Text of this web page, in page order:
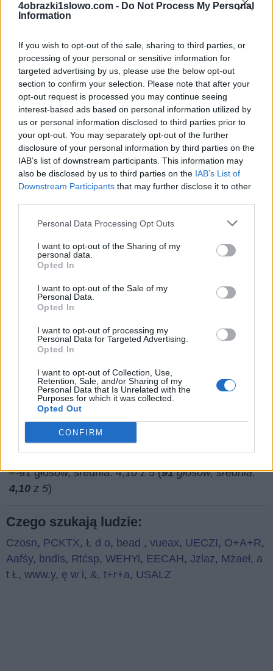
4obrazki1slowo.com - Do Not Process My Personal
Information
If you wish to opt-out of the sale, sharing to third parties, or
processing of your personal or sensitive information for
targeted advertising by us, please use the below opt-out
section to confirm your selection. Please note that after your
opt-out request is processed you may continue seeing
interest-based ads based on personal information utilized by
us or personal information disclosed to third parties prior to
your opt-out. You may separately opt-out of the further
disclosure of your personal information by third parties on the
IAB’s list of downstream participants. This information may
also be disclosed by us to third parties on the IAB’s List of
Downstream Participants that may further disclose it to other
Personal Data Processing Opt Outs
I want to opt-out of the Sharing of my
personal data.
Opted In
I want to opt-out of the Sale of my
Personal Data.
Opted In
I want to opt-out of processing my
Personal Data for Targeted Advertising.
Opted In
I want to opt-out of Collection, Use,
Retention, Sale, and/or Sharing of my
Personal Data that Is Unrelated with the
Purposes for which it was collected.
Opted Out
CONFIRM
Wyszukaj według liter, wprowadź
wszystkie litery:
Wyszukaj
według
liter,
wprowadź
wszystkie
litery:
Szukaj
Kliknij na zdjęcie, aby zobaczyć odpowiedź.
Co sądzisz o naszej stronie?
(91głosów, średnia:
4,10 z 5)
Czego szukają ludzie:
Czosn, PCKTX, Ł d o, bead , vueax, UECZI , O+A+R,
Aafśy, bndls, Rtćsp, WEHYi, EECAH, Jzlaz, Mżaeł, a
t Ł, www.y, ę w i, &, t+r+a, USALZ